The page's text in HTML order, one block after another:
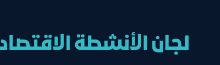
لجان الأنشطة